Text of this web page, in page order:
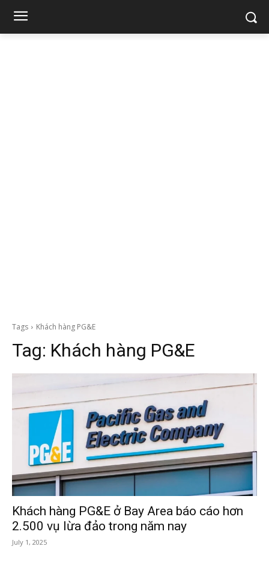
Tags Khách hàng PG&E
Tag: Khách hàng PG&E
Khách hàng PG&E ở Bay Area báo cáo hơn
2.500 vụ lừa đảo trong năm nay
July 1, 2025